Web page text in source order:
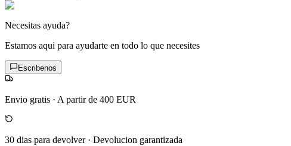
Necesitas ayuda?
Estamos aqui para ayudarte en todo lo que necesites
Escribenos
Envio gratis · A partir de 400 EUR
30 dias para devolver· Devolucion garantizada